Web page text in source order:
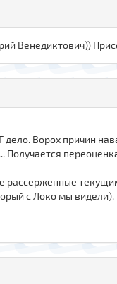
Венедиктович))
дело. Ворох причин
Получается
с Локо мы